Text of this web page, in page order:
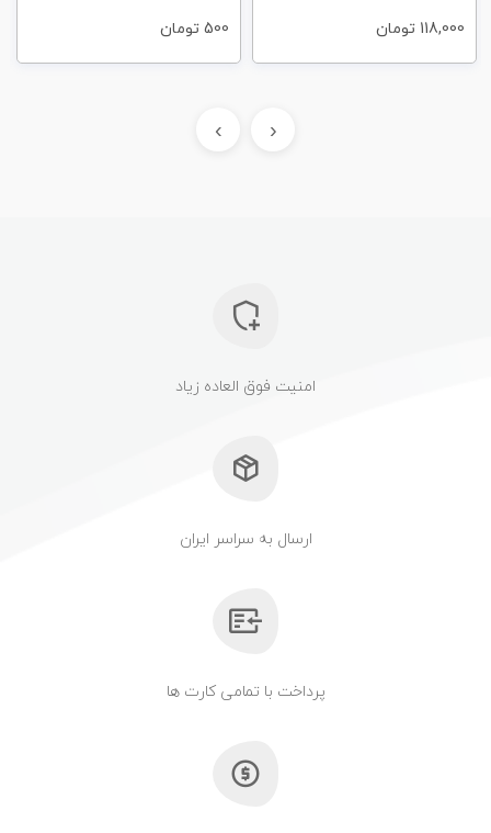
118,000 تومان 500 تومان
‹
›
امنیت فوق العاده زیاد
ارسال به سراسر ایران
پرداخت با تمامی کارت ها